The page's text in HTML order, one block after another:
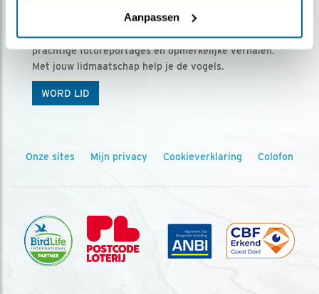
Aanpassen
Ontvang 5 x Vogels voor € 36,00 per jaar
Vogels is het tijdschrift voor onze leden, met
prachtige fotoreportages en opmerkelijke verhalen.
Met jouw lidmaatschap help je de vogels.
WORD LID
Onze sites Mijn privacy Cookieverklaring Colofon